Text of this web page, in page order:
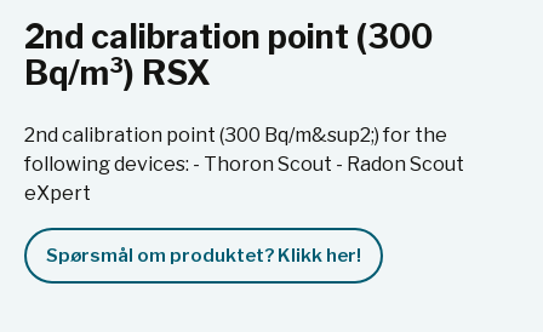
2nd calibration point (300
Bq/m³) RSX
2nd calibration point (300 Bq/m&sup2;) for the
following devices: - Thoron Scout - Radon Scout
eXpert
Spørsmål om produktet? Klikk her!